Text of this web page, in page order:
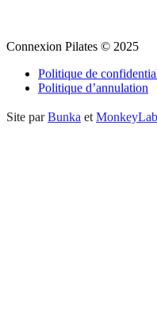
Connexion Pilates © 2025
Politique de
Politique d’annulation
Site par Bunka et MonkeyLab